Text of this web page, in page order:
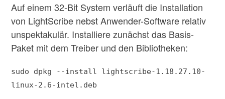
Auf einem 32-Bit System verläuft die Installation
von LightScribe nebst Anwender-Software relativ
unspektakulär. Installiere zunächst das Basis-
Paket mit dem Treiber und den Bibliotheken:
sudo dpkg --install lightscribe-1.18.27.10-
linux-2.6-intel.deb